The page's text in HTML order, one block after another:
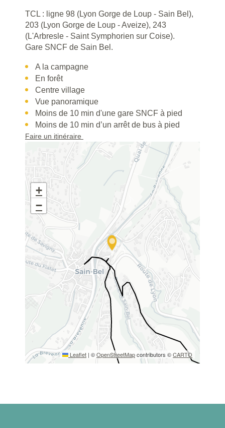
TCL : ligne 98 (Lyon Gorge de Loup - Sain Bel),
203 (Lyon Gorge de Loup - Aveize), 243
(L'Arbresle - Saint Symphorien sur Coise).
Gare SNCF de Sain Bel.
A la campagne
En forêt
Centre village
Vue panoramique
Moins de 10 min d'une gare SNCF à pied
Moins de 10 min d’un arrêt de bus à pied
Faire un itinéraire
+
−
Leaflet | ©OpenStreetMapcontributors ©CARTO